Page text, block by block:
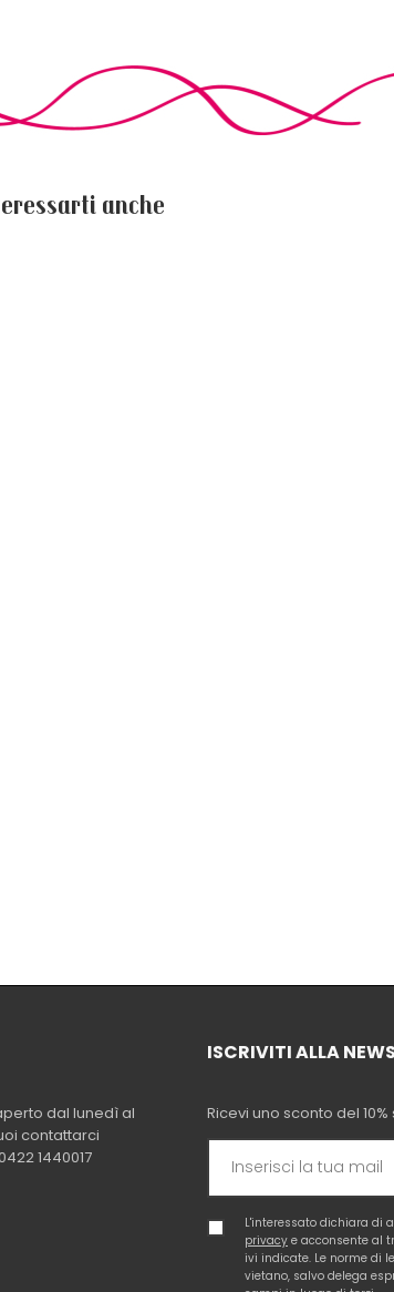
anche
dal lunedì al
contattarci
1440017
ISCRIVITI ALLA
Ricevi uno sconto del
L'interessato dichiara di
privacy e acconsente al
ivi indicate. Le norme di
vietano, salvo delega